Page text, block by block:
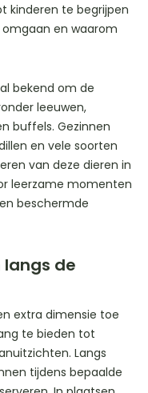
kinderen te begrijpen
en waarom
bekend om de
leeuwen,
buffels. Gezinnen
en vele soorten
van deze dieren in
leerzame momenten
beschermde
langs de
extra dimensie toe
te bieden tot
Langs
tijdens bepaalde